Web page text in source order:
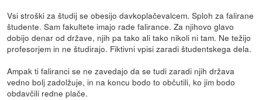
Vsi stroški za študij se obesijo davkoplačevalcem. Sploh za falirane
študente. Sam fakultete imajo rade falirance. Za njihovo glavo
dobijo denar od države, njih pa tako ali tako nikoli ni tam. Ne težijo
profesorjem in ne študirajo. Fiktivni vpisi zaradi študentskega dela.
Ampak ti faliranci se ne zavedajo da se tudi zaradi njih država
vedno bolj zadolžuje, in na koncu bodo to občutili, ko jim bodo
obdavčili redne plače.